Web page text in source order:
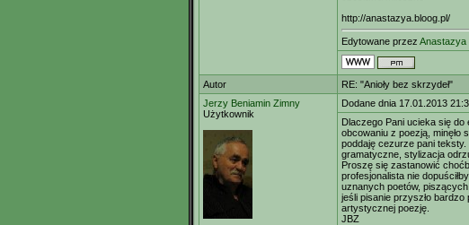
http://anastazya.bloog.pl/
Edytowane przez Anastazya
Autor
RE: "Anioły bez skrzydeł"
Jerzy Beniamin Zimny
Użytkownik
Dodane dnia 17.01.2013
Dlaczego Pani ucieka się
obcowaniu z poezją, minęło
poddaję cezurze pani
gramatyczne, stylizacja
Proszę się zastanowić
profesjonalista nie
uznanych poetów,
jeśli pisanie przyszło
artystycznej poezję.
JBZ